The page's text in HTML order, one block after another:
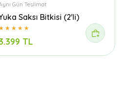
Gün Teslimat
Saksı Bitkisi (2'li)
TL